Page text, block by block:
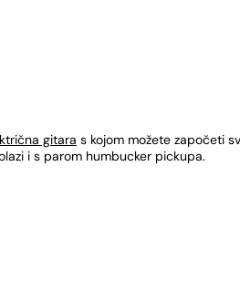
gitara s kojom možete započeti
i s parom humbucker pickupa.